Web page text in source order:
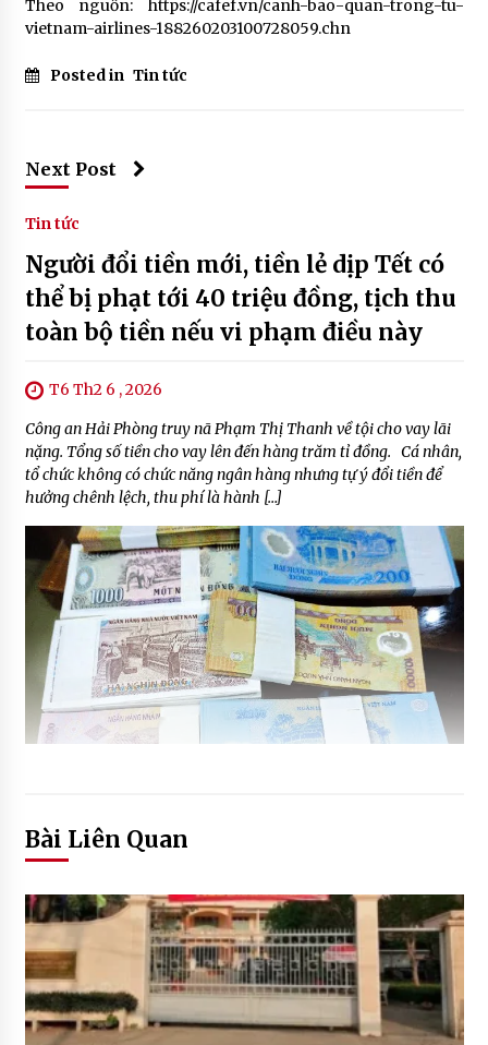
Theo nguồn: https://cafef.vn/canh-bao-quan-trong-tu-
vietnam-airlines-188260203100728059.chn
Posted in Tin tức
Next Post
Tin tức
Người đổi tiền mới, tiền lẻ dịp Tết có
thể bị phạt tới 40 triệu đồng, tịch thu
toàn bộ tiền nếu vi phạm điều này
T6 Th2 6 , 2026
Công an Hải Phòng truy nã Phạm Thị Thanh về tội cho vay lãi
nặng. Tổng số tiền cho vay lên đến hàng trăm tỉ đồng. Cá nhân,
tổ chức không có chức năng ngân hàng nhưng tự ý đổi tiền để
hưởng chênh lệch, thu phí là hành […]
Bài Liên Quan